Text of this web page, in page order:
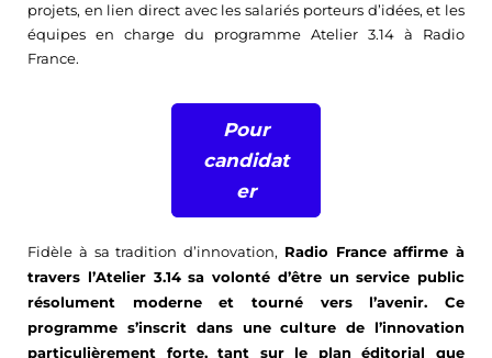
projets, en lien direct avec les salariés porteurs d’idées, et les
équipes en charge du programme Atelier 3.14 à Radio
France.
Pour
candidat
er
Fidèle à sa tradition d’innovation, Radio France affirme à
travers l’Atelier 3.14 sa volonté d’être un service public
résolument moderne et tourné vers l’avenir. Ce
programme s’inscrit dans une culture de l’innovation
particulièrement forte, tant sur le plan éditorial que